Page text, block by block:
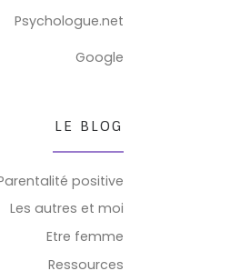
Psychologue.net
Google
LE BLOG
positive
Les autres et moi
Etre femme
Ressources